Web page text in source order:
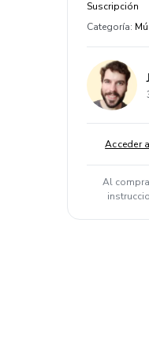
Suscripción
Categoría:
Acceder
Al